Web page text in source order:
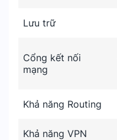
Lưu trữ
Cổng kết nối
mạng
Khả năng Routing
Khả năng VPN